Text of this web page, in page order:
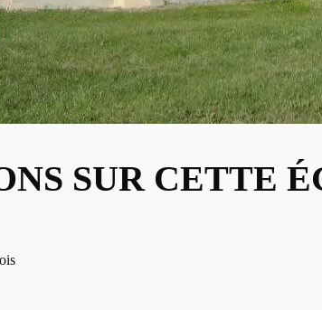
SUR CETTE